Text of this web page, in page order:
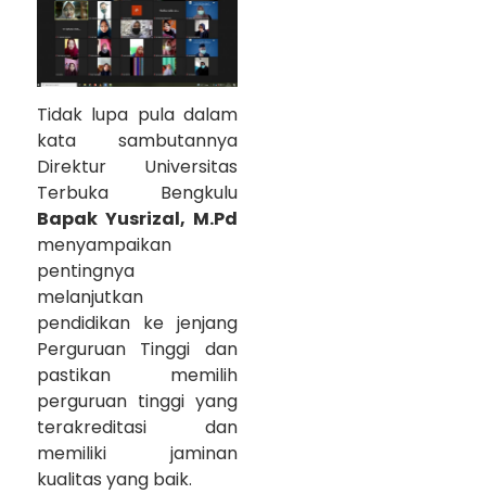
Tidak lupa pula dalam
kata sambutannya
Direktur Universitas
Terbuka Bengkulu
Bapak Yusrizal, M.Pd
menyampaikan
pentingnya
melanjutkan
pendidikan ke jenjang
Perguruan Tinggi dan
pastikan memilih
perguruan tinggi yang
terakreditasi dan
memiliki jaminan
kualitas yang baik.